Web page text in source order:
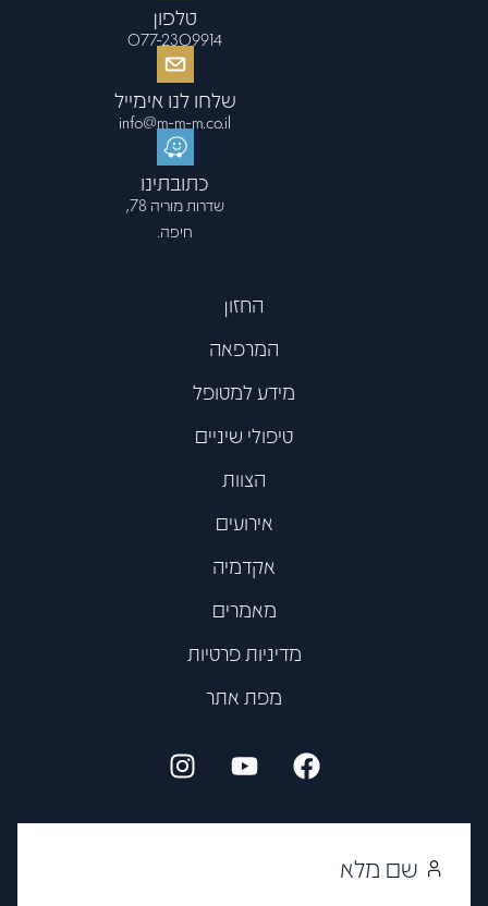
טלפון
077-2309914
שלחו לנו אימייל
info@m-m-m.co.il
כתובתינו
שדרות מוריה 78,
חיפה.
החזון
המרפאה
מידע למטופל
טיפולי שיניים
הצוות
אירועים
אקדמיה
מאמרים
מדיניות פרטיות
מפת אתר